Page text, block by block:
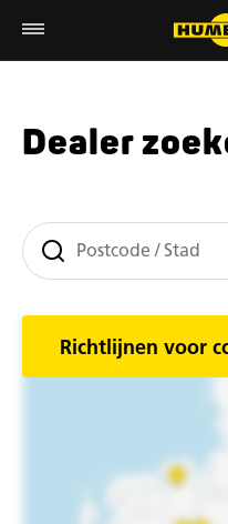
Dealer
Richtlijnen voor